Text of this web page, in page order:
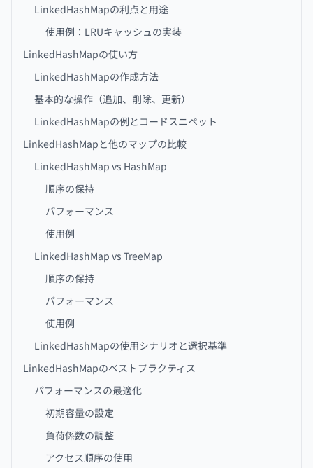
LinkedHashMapの利点と用途
使用例：LRUキャッシュの実装
LinkedHashMapの使い方
LinkedHashMapの作成方法
基本的な操作（追加、削除、更新）
LinkedHashMapの例とコードスニペット
LinkedHashMapと他のマップの比較
LinkedHashMap vs HashMap
順序の保持
パフォーマンス
使用例
LinkedHashMap vs TreeMap
順序の保持
パフォーマンス
使用例
LinkedHashMapの使用シナリオと選択基準
LinkedHashMapのベストプラクティス
パフォーマンスの最適化
初期容量の設定
負荷係数の調整
アクセス順序の使用